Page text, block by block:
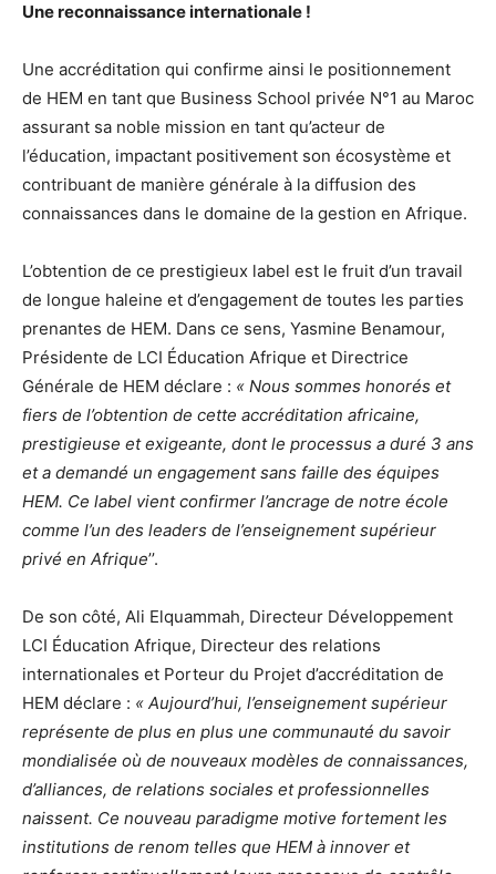
Une reconnaissance internationale !
Une accréditation qui confirme ainsi le positionnement
de HEM en tant que Business School privée N°1 au Maroc
assurant sa noble mission en tant qu’acteur de
l’éducation, impactant positivement son écosystème et
contribuant de manière générale à la diffusion des
connaissances dans le domaine de la gestion en Afrique.
L’obtention de ce prestigieux label est le fruit d’un travail
de longue haleine et d’engagement de toutes les parties
prenantes de HEM. Dans ce sens, Yasmine Benamour,
Présidente de LCI Éducation Afrique et Directrice
Générale de HEM déclare : « Nous sommes honorés et
fiers de l’obtention de cette accréditation africaine,
prestigieuse et exigeante, dont le processus a duré 3 ans
et a demandé un engagement sans faille des équipes
HEM. Ce label vient confirmer l’ancrage de notre école
comme l’un des leaders de l’enseignement supérieur
privé en Afrique’’.
De son côté, Ali Elquammah, Directeur Développement
LCI Éducation Afrique, Directeur des relations
internationales et Porteur du Projet d’accréditation de
HEM déclare : « Aujourd’hui, l’enseignement supérieur
représente de plus en plus une communauté du savoir
mondialisée où de nouveaux modèles de connaissances,
d’alliances, de relations sociales et professionnelles
naissent. Ce nouveau paradigme motive fortement les
institutions de renom telles que HEM à innover et